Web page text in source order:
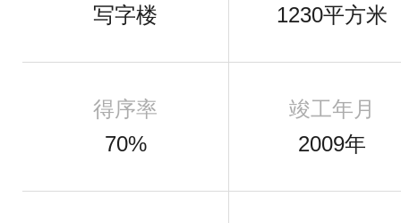
写字楼
1230平方米
得序率
70%
竣工年月
2009年